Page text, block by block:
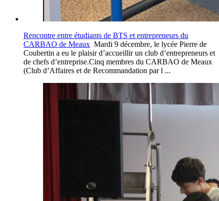
Rencontre entre étudiants de BTS et entrepreneurs du
CARBAO de Meaux Mardi 9 décembre, le lycée Pierre de
Coubertin a eu le plaisir d’accueillir un club d’entrepreneurs et
de chefs d’entreprise.Cinq membres du CARBAO de Meaux
(Club d’Affaires et de Recommandation par l ...